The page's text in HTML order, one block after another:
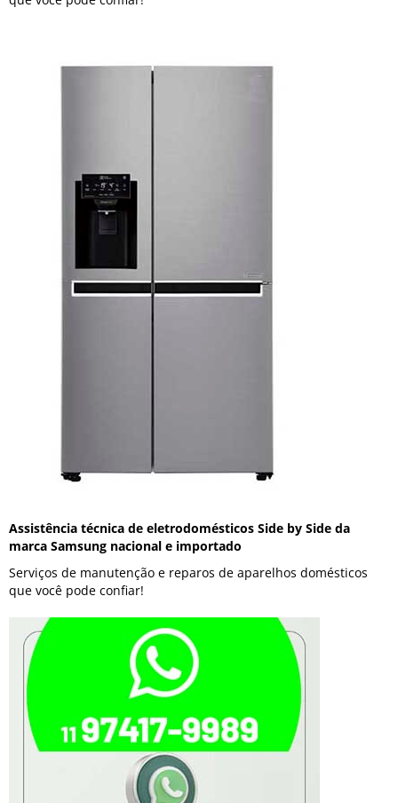
Assistência técnica de eletrodomésticos Side by Side da
marca Samsung nacional e importado
Serviços de manutenção e reparos de aparelhos domésticos
que você pode confiar!